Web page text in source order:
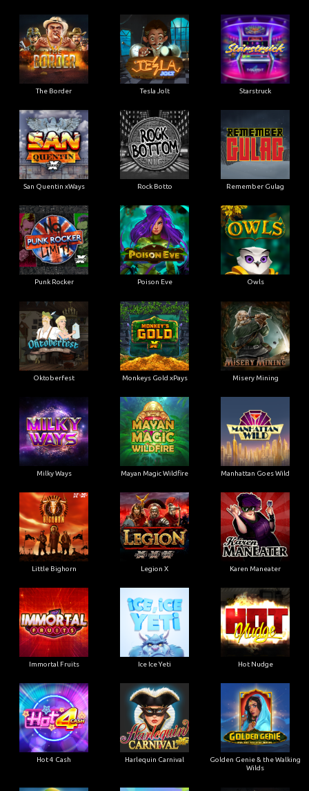
The Border Tesla Jolt Starstruck
San Quentin xWays Rock Botto Remember Gulag
Punk Rocker Poison Eve Owls
Oktoberfest Monkeys Gold xPays Misery Mining
Milky Ways Mayan Magic Wildfire Manhattan Goes Wild
Little Bighorn Legion X Karen Maneater
Immortal Fruits Ice Ice Yeti Hot Nudge
Hot 4 Cash Harlequin Carnival
Golden Genie & the Walking
Wilds